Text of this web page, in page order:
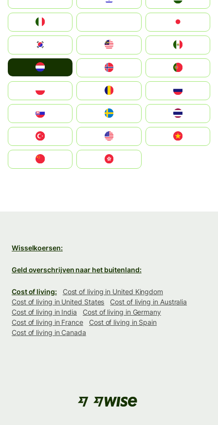
South Korea
United States
中國香港特別行政區
Wisselkoersen:
Geld overschrijven naar het buitenland:
Cost of living:
Cost of living in United Kingdom
Cost of living in United States
Cost of living in Australia
Cost of living in India
Cost of living in Germany
Cost of living in France
Cost of living in Spain
Cost of living in Canada